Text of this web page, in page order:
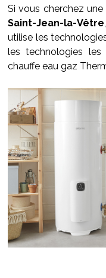
Si vous cherchez
Saint-Jean-la-Vêtre
utilise les
les technologies
chauffe eau gaz